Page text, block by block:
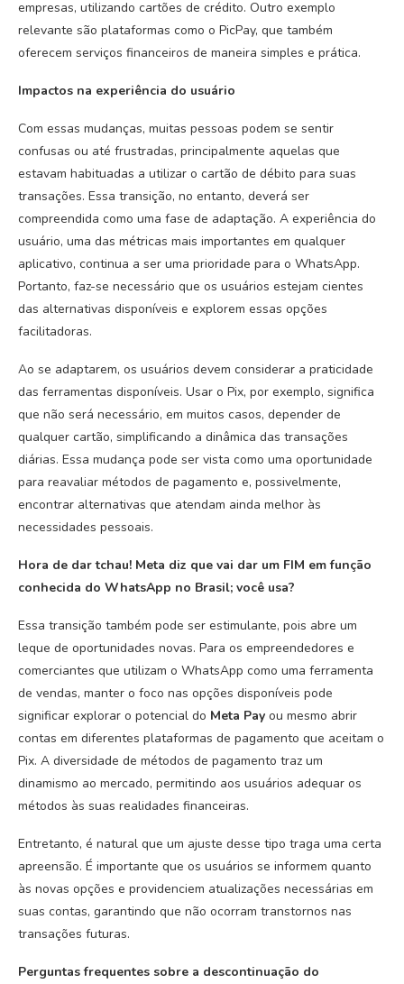
empresas, utilizando cartões de crédito. Outro exemplo
relevante são plataformas como o PicPay, que também
oferecem serviços financeiros de maneira simples e prática.
Impactos na experiência do usuário
Com essas mudanças, muitas pessoas podem se sentir
confusas ou até frustradas, principalmente aquelas que
estavam habituadas a utilizar o cartão de débito para suas
transações. Essa transição, no entanto, deverá ser
compreendida como uma fase de adaptação. A experiência do
usuário, uma das métricas mais importantes em qualquer
aplicativo, continua a ser uma prioridade para o WhatsApp.
Portanto, faz-se necessário que os usuários estejam cientes
das alternativas disponíveis e explorem essas opções
facilitadoras.
Ao se adaptarem, os usuários devem considerar a praticidade
das ferramentas disponíveis. Usar o Pix, por exemplo, significa
que não será necessário, em muitos casos, depender de
qualquer cartão, simplificando a dinâmica das transações
diárias. Essa mudança pode ser vista como uma oportunidade
para reavaliar métodos de pagamento e, possivelmente,
encontrar alternativas que atendam ainda melhor às
necessidades pessoais.
Hora de dar tchau! Meta diz que vai dar um FIM em função
conhecida do WhatsApp no Brasil; você usa?
Essa transição também pode ser estimulante, pois abre um
leque de oportunidades novas. Para os empreendedores e
comerciantes que utilizam o WhatsApp como uma ferramenta
de vendas, manter o foco nas opções disponíveis pode
significar explorar o potencial do Meta Pay ou mesmo abrir
contas em diferentes plataformas de pagamento que aceitam o
Pix. A diversidade de métodos de pagamento traz um
dinamismo ao mercado, permitindo aos usuários adequar os
métodos às suas realidades financeiras.
Entretanto, é natural que um ajuste desse tipo traga uma certa
apreensão. É importante que os usuários se informem quanto
às novas opções e providenciem atualizações necessárias em
suas contas, garantindo que não ocorram transtornos nas
transações futuras.
Perguntas frequentes sobre a descontinuação do